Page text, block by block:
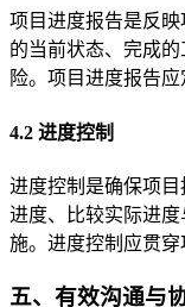
项目进度报告是反
的当前状态、完成
险。项目进度报告
4.2 进度控制
进度控制是确保项
进度、比较实际进
施。进度控制应贯穿
五、有效沟通与